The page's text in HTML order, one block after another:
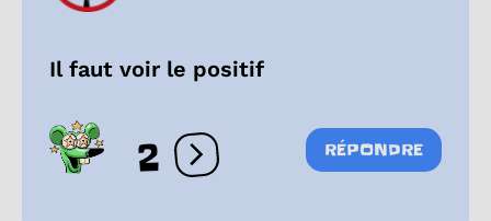
Il faut voir le positif
2 Ouvrir les réactions
RÉPONDRE